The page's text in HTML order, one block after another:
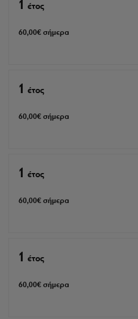
1 έτος
60,00€σήμερα
1 έτος
60,00€σήμερα
1 έτος
60,00€σήμερα
1 έτος
60,00€σήμερα